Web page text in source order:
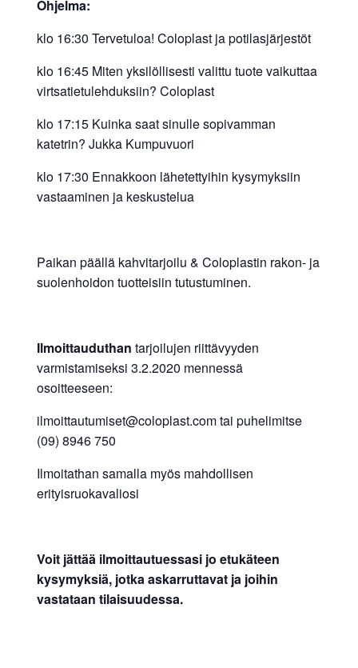
Ohjelma:
klo 16:30 Tervetuloa! Coloplast ja potilasjärjestöt
klo 16:45 Miten yksilöllisesti valittu tuote vaikuttaa
virtsatietulehduksiin? Coloplast
klo 17:15 Kuinka saat sinulle sopivamman
katetrin? Jukka Kumpuvuori
klo 17:30 Ennakkoon lähetettyihin kysymyksiin
vastaaminen ja keskustelua
Paikan päällä kahvitarjoilu & Coloplastin rakon- ja
suolenhoidon tuotteisiin tutustuminen.
Ilmoittauduthan tarjoilujen riittävyyden
varmistamiseksi 3.2.2020 mennessä
osoitteeseen:
ilmoittautumiset@coloplast.com tai puhelimitse
(09) 8946 750
Ilmoitathan samalla myös mahdollisen
erityisruokavaliosi
Voit jättää ilmoittautuessasi jo etukäteen
kysymyksiä, jotka askarruttavat ja joihin
vastataan tilaisuudessa.